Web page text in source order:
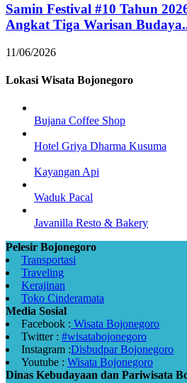
Samin Festival #10 Tahun
Angkat Tiga Warisan
11/06/2026
Lokasi Wisata Bojonegoro
Bujana Coffee Shop
Hotel Griya Dharma Kusuma
Kayangan Api
Waduk Pacal
Javanilla Resto & Bakery
Pelesir Bojonegoro
Transportasi
Traveling
Kerajinan
Toko Cinderamata
Media Sosial
Facebook : Wisata Bojonegoro
Twitter : #wisatabojonegoro
Instagram :Disbudpar Bojonegoro
Youtube : Wisata Bojonegoro
Dinas Kebudayaan dan Pariwisata